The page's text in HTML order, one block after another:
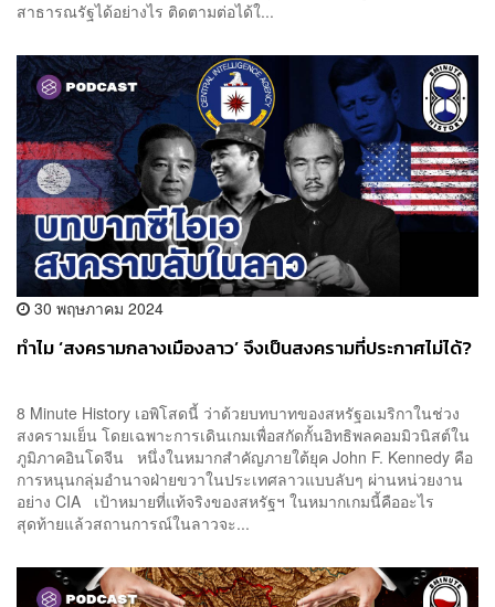
สาธารณรัฐได้อย่างไร ติดตามต่อได้ใ...
30 พฤษภาคม 2024
ทำไม ‘สงครามกลางเมืองลาว’ จึงเป็นสงครามที่ประกาศไม่ได้?
8 Minute History เอพิโสดนี้ ว่าด้วยบทบาทของสหรัฐอเมริกาในช่วง
สงครามเย็น โดยเฉพาะการเดินเกมเพื่อสกัดกั้นอิทธิพลคอมมิวนิสต์ใน
ภูมิภาคอินโดจีน หนึ่งในหมากสำคัญภายใต้ยุค John F. Kennedy คือ
การหนุนกลุ่มอำนาจฝ่ายขวาในประเทศลาวแบบลับๆ ผ่านหน่วยงาน
อย่าง CIA เป้าหมายที่แท้จริงของสหรัฐฯ ในหมากเกมนี้คืออะไร
สุดท้ายแล้วสถานการณ์ในลาวจะ...